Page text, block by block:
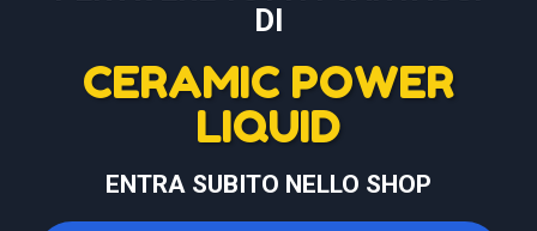
DI
CERAMIC POWER
LIQUID
ENTRA SUBITO NELLO SHOP